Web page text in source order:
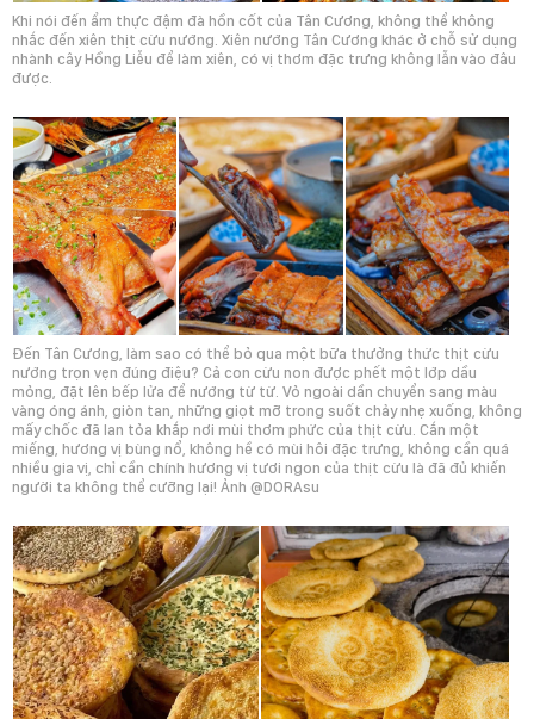
Khi nói đến ẩm thực đậm đà hồn cốt của Tân Cương, không thể không
nhắc đến xiên thịt cừu nướng. Xiên nướng Tân Cương khác ở chỗ sử dụng
nhành cây Hồng Liễu để làm xiên, có vị thơm đặc trưng không lẫn vào đâu
được.
Đến Tân Cương, làm sao có thể bỏ qua một bữa thưởng thức thịt cừu
nướng trọn vẹn đúng điệu? Cả con cừu non được phết một lớp dầu
mỏng, đặt lên bếp lửa để nướng từ từ. Vỏ ngoài dần chuyển sang màu
vàng óng ánh, giòn tan, những giọt mỡ trong suốt chảy nhẹ xuống, không
mấy chốc đã lan tỏa khắp nơi mùi thơm phức của thịt cừu. Cắn một
miếng, hương vị bùng nổ, không hề có mùi hôi đặc trưng, không cần quá
nhiều gia vị, chỉ cần chính hương vị tươi ngon của thịt cừu là đã đủ khiến
người ta không thể cưỡng lại! Ảnh @DORAsu